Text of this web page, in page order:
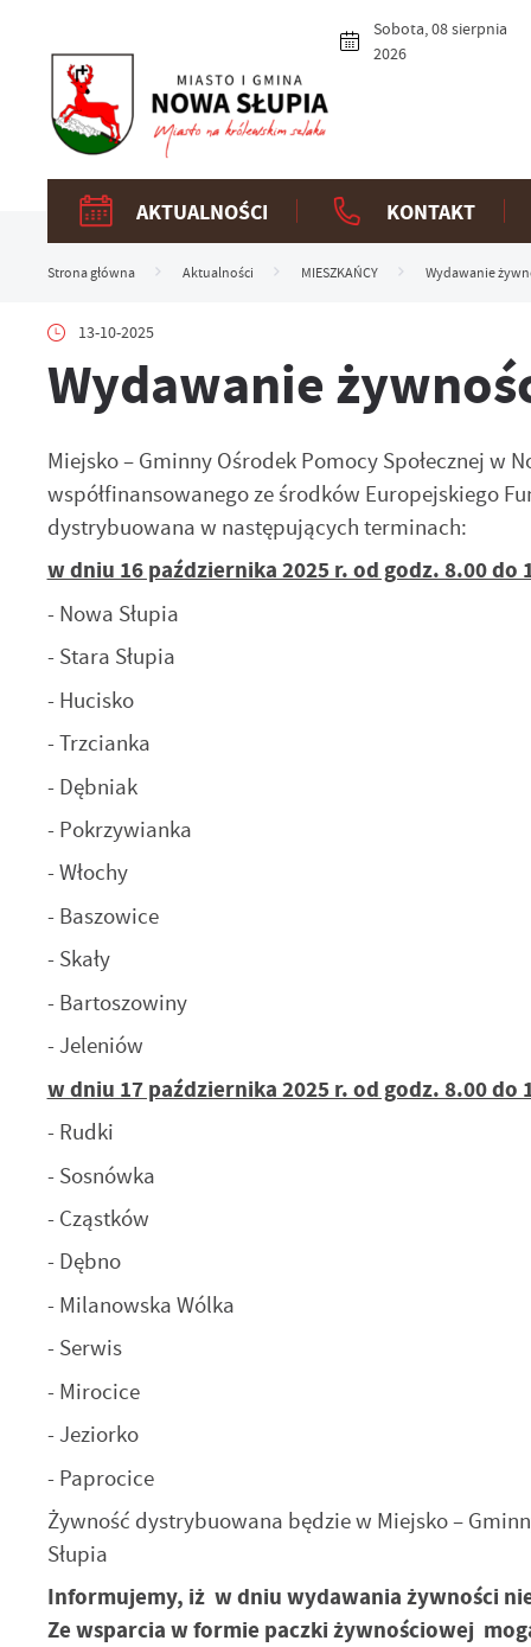
Sobota, 08 sierpnia
2026
AKTUALNOŚCI KONTAKT
Strona główna Aktualności MIESZKAŃCY Wydawanie
13-10-2025
Wydawanie
Miejsko – Gminny Ośrodek Pomocy Społecznej w
współfinansowanego ze środków Europejskiego
dystrybuowana w następujących terminach:
w dniu 16 października 2025 r. od godz. 8.00
- Nowa Słupia
- Stara Słupia
- Hucisko
- Trzcianka
- Dębniak
- Pokrzywianka
- Włochy
- Baszowice
- Skały
- Bartoszowiny
- Jeleniów
w dniu 17 października 2025 r. od godz. 8.00
- Rudki
- Sosnówka
- Cząstków
- Dębno
- Milanowska Wólka
- Serwis
- Mirocice
- Jeziorko
- Paprocice
Żywność dystrybuowana będzie w Miejsko –
Słupia
Informujemy, iż w dniu wydawania żywności
Ze wsparcia w formie paczki żywnościowej